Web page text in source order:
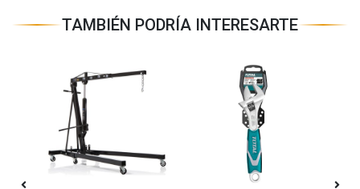
TAMBIÉN PODRÍA INTERESARTE